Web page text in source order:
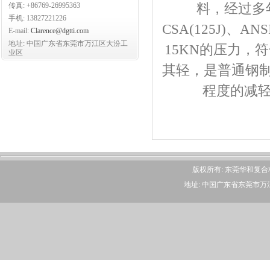
传真: +86769-26995363
手机: 13827221226
E-mail: Clarence@dgtti.com
地址: 中国广东省东莞市万江区大汾工
业区
料，经过
CSA(125J)、
15KN的压力，
其轻，是普通钢
程度的减
版权所有: 东莞华和复
地址: 中国广东省东莞市万